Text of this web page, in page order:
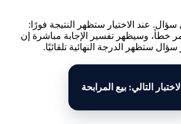
عند الاختيار ستظهر النتيجة فورًا:
خطأ، وسيظهر تفسير الإجابة مباشرة إن
ستظهر الدرجة النهائية تلقائيًا.
الاختبار التالي: بيع المرابحة